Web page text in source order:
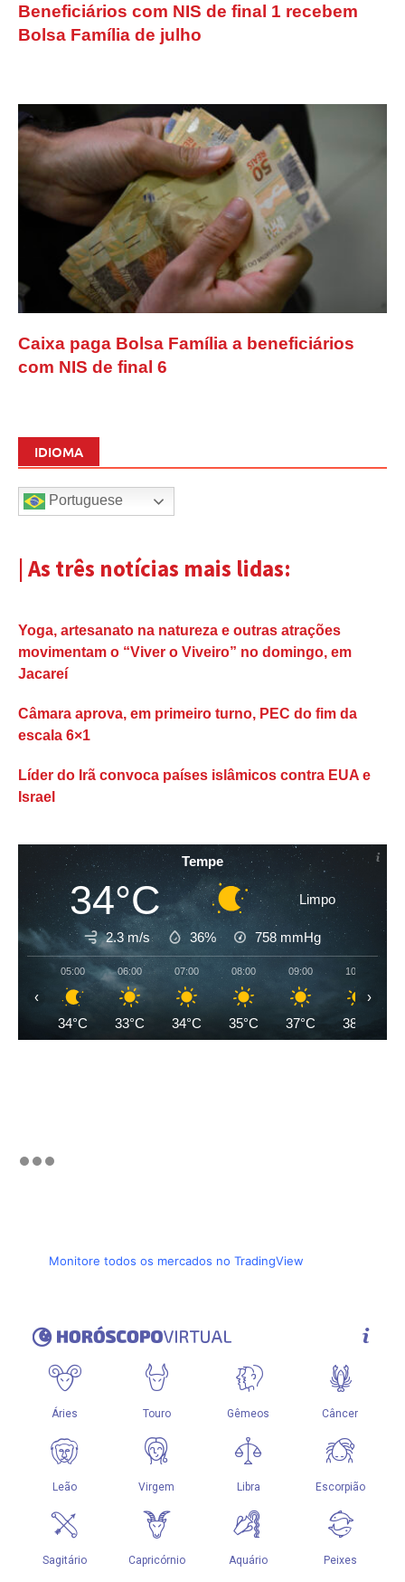
Beneficiários com NIS de final 1 recebem
Bolsa Família de julho
Caixa paga Bolsa Família a beneficiários
com NIS de final 6
IDIOMA
Portuguese
| As três notícias mais lidas:
Yoga, artesanato na natureza e outras atrações
movimentam o “Viver o Viveiro” no domingo, em
Jacareí
Câmara aprova, em primeiro turno, PEC do fim da
escala 6×1
Líder do Irã convoca países islâmicos contra EUA e
Israel
Tempe
34°C Limpo
2.3 m/s 36% 758 mmHg
05:00
34°C
06:00
33°C
07:00
34°C
08:00
35°C
09:00
37°C
10:00
38°C
‹ ›
Monitore todos os mercados no TradingView